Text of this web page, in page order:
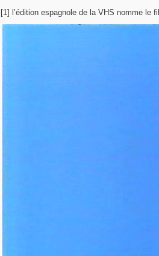
[1] l’édition espagnole de la VHS nomme le